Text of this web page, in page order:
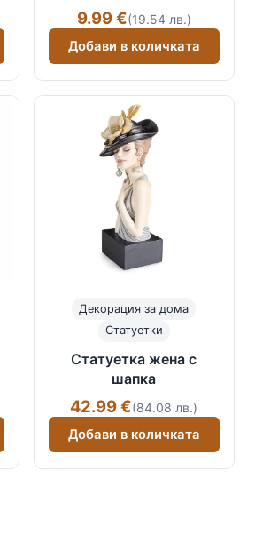
9.99 €(19.54 лв.)
Добави в количката
Декорация за дома
Статуетки
Статуетка жена с
шапка
42.99 €(84.08 лв.)
Добави в количката